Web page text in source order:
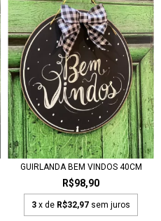
GUIRLANDA BEM VINDOS 40CM
R$98,90
3 x de R$32,97 sem juros